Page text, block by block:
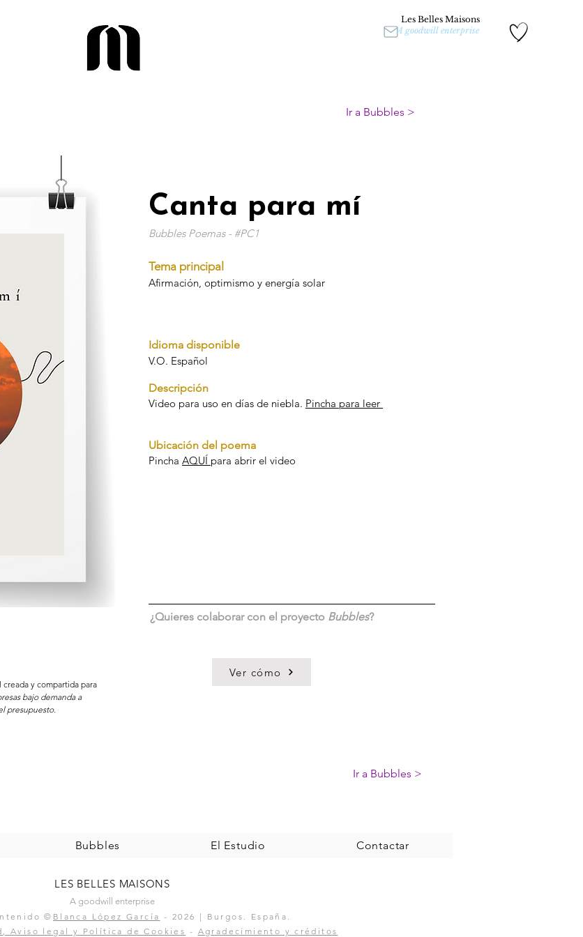
Les Belles Maisons
A goodwill enterprise
Ir a Bubbles >
Canta para mí
Bubbles Poemas - #PC1
Tema principal
Afirmación, optimismo y energía solar
Idioma disponible
V.O. Español
Descripción
Video para uso en días de niebla. Pincha para leer
Ubicación del poema
Pincha AQUÍ para abrir el video
¿Quieres colaborar con el proyecto Bubbles?
y compartida para
bajo demanda a
presupuesto.
Ver cómo
Ir a Bubbles >
Bubbles El Estudio Contactar
LES BELLES MAISONS
A goodwill enterprise
© Blanca López García - 2026 | Burgos . España.
Aviso legal y Política de Cookies - Agradecimiento y créditos